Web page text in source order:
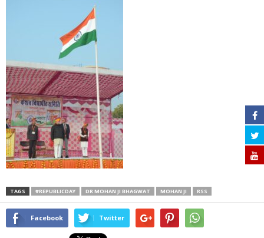
TAGS #REPUBLICDAY DR MOHAN JI BHAGWAT MOHAN JI RSS
Facebook Twitter